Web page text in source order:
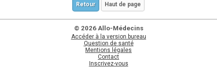
Retour Haut de page
© 2026 Allo-Médecins
Accéder à la version bureau
Question de santé
Mentions légales
Contact
Inscrivez-vous